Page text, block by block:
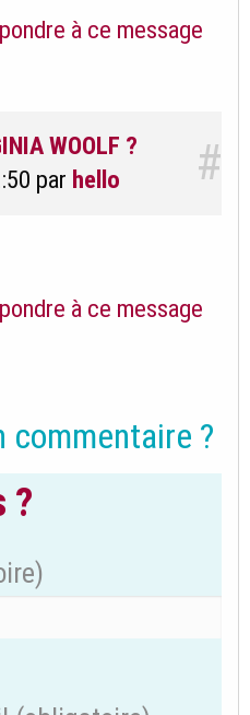
à ce message
#
WOOLF ?
par hello
à ce message
commentaire ?
?